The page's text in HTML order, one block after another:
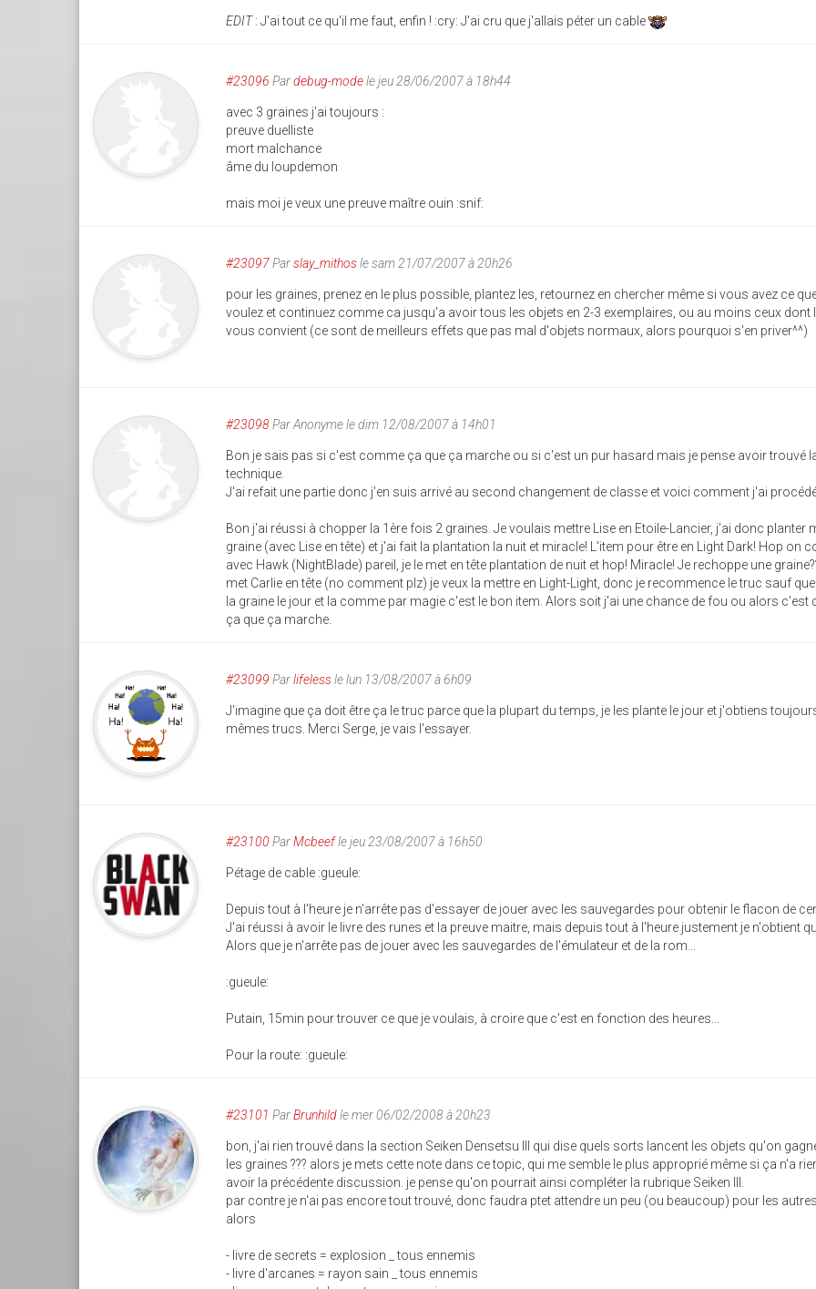
EDIT: J'ai tout ce qu'il me faut, enfin ! :cry: J'ai cru que j'allais péter un cable
#23096 Pardebug-modele jeu 28/06/2007 à 18h44
avec 3 graines j'ai toujours :
preuve duelliste
mort malchance
âme du loupdemon
mais moi je veux une preuve maître ouin :snif:
#23097Parslay_mithosle sam 21/07/2007 à 20h26
pour les graines, prenez en le plus possible, plantez les, retournez en chercher même si vous avez ce
voulez et continuez comme ca jusqu'a avoir tous les objets en 2-3 exemplaires, ou au moins ceux dont
vous convient (ce sont de meilleurs effets que pas mal d'objets normaux, alors pourquoi s'en priver^^)
#23098ParAnonymele dim 12/08/2007 à 14h01
Bon je sais pas si c'est comme ça que ça marche ou si c'est un pur hasard mais je pense avoir trouvé
technique.
J'ai refait une partie donc j'en suis arrivé au second changement de classe et voici comment j'ai
Bon j'ai réussi à chopper la 1ère fois 2 graines. Je voulais mettre Lise en Etoile-Lancier, j'ai donc planter
graine (avec Lise en tête) et j'ai fait la plantation la nuit et miracle! L'item pour être en Light Dark! Hop on
avec Hawk (NightBlade) pareil, je le met en tête plantation de nuit et hop! Miracle! Je rechoppe une
met Carlie en tête (no comment plz) je veux la mettre en Light-Light, donc je recommence le truc sauf
la graine le jour et la comme par magie c'est le bon item. Alors soit j'ai une chance de fou ou alors c'est
ça que ça marche.
#23099 Parlifelessle lun 13/08/2007 à 6h09
J'imagine que ça doit être ça le truc parce que la plupart du temps, je les plante le jour et j'obtiens
mêmes trucs. Merci Serge, je vais l'essayer.
#23100 ParMcbeefle jeu 23/08/2007 à 16h50
Pétage de cable :gueule:
Depuis tout à l'heure je n'arrête pas d'essayer de jouer avec les sauvegardes pour obtenir le flacon de
J'ai réussi à avoir le livre des runes et la preuve maitre, mais depuis tout à l'heure justement je n'obtient
Alors que je n'arrête pas de jouer avec les sauvegardes de l'émulateur et de la rom...
:gueule:
Putain, 15min pour trouver ce que je voulais, à croire que c'est en fonction des heures...
Pour la route: :gueule:
#23101 ParBrunhildle mer 06/02/2008 à 20h23
bon, j'ai rien trouvé dans la section Seiken Densetsu III qui dise quels sorts lancent les objets qu'on
les graines ??? alors je mets cette note dans ce topic, qui me semble le plus approprié même si ça n'a
avoir la précédente discussion. je pense qu'on pourrait ainsi compléter la rubrique Seiken III.
par contre je n'ai pas encore tout trouvé, donc faudra ptet attendre un peu (ou beaucoup) pour les
alors
- livre de secrets = explosion _ tous ennemis
- livre d'arcanes = rayon sain _ tous ennemis